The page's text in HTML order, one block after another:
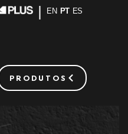
EN PT ES
PRODUTOS